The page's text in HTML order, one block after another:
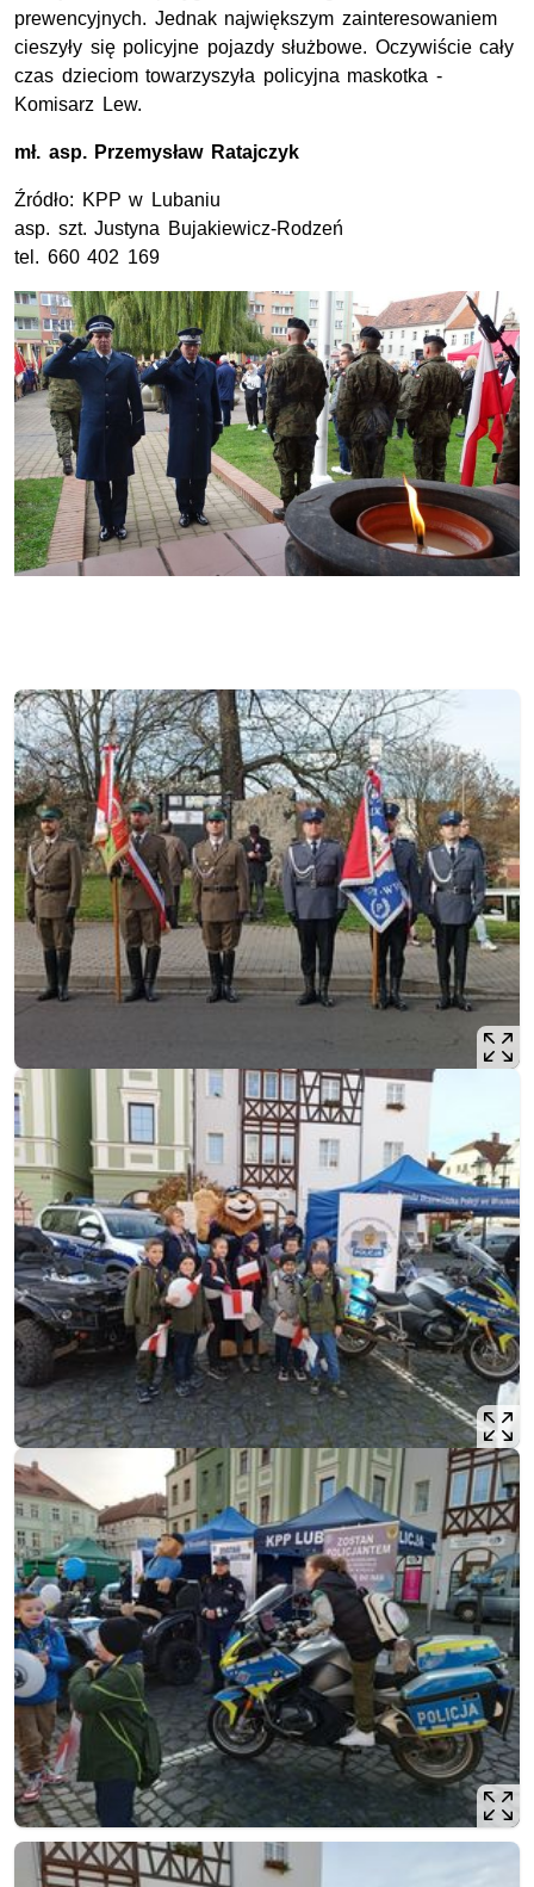
prewencyjnych. Jednak największym zainteresowaniem
cieszyły się policyjne pojazdy służbowe. Oczywiście cały
czas dzieciom towarzyszyła policyjna maskotka -
Komisarz Lew.
mł. asp.Przemysław Ratajczyk
Źródło: KPP w Lubaniu
asp. szt. Justyna Bujakiewicz-Rodzeń
tel. 660 402 169